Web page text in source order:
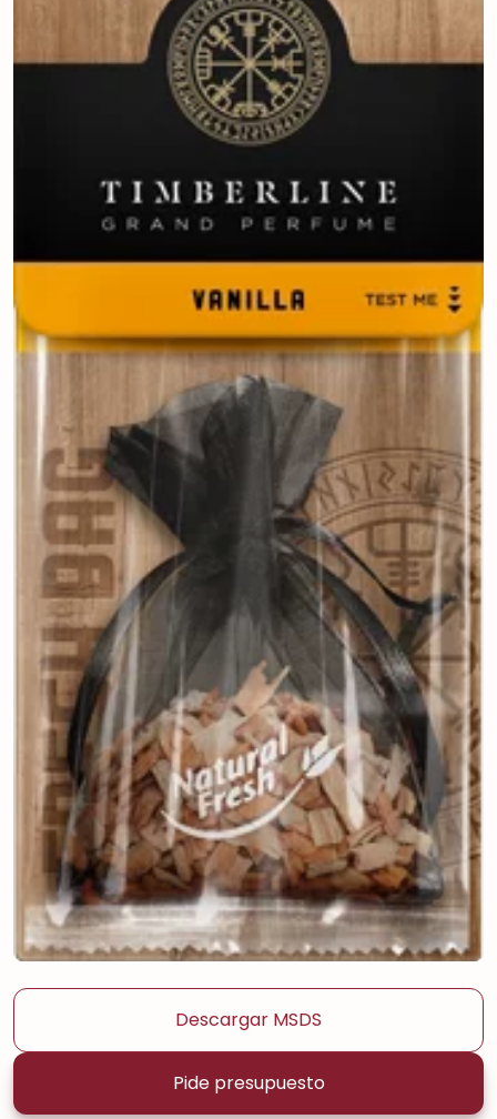
Descargar MSDS
Pide presupuesto